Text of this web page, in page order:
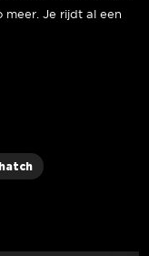
meer. Je rijdt al een